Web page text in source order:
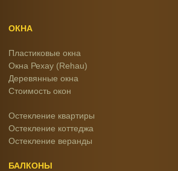
ОКНА
Пластиковые окна
Окна Рехау (Rehau)
Деревянные окна
Стоимость окон
Остекление квартиры
Остекление коттеджа
Остекление веранды
БАЛКОНЫ